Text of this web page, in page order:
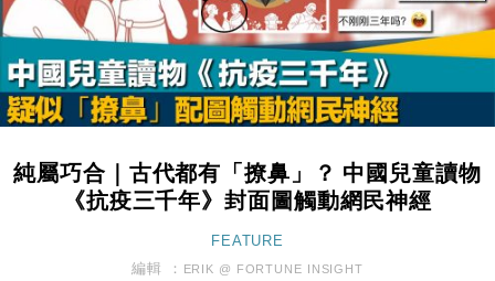
15:11
財經｜韓股反覆波動收跌 連挫7周創逾3年最長跌勢
13:44
財經｜內地7月美元計價出口增近24%勝預期 貿易順
差達1125億美元
12:44
財經｜日本春季三度入市撐日圓 4月單日斥6.28萬億
11:12
國際｜特朗普料美伊戰事快結束 承認部分彈藥庫存緊
張
財經｜SA售股自救後再出手 斥4億美元押注未上市公
純屬巧合｜古代都有「撩鼻」？ 中國兒童讀物
《抗疫三千年》封面圖觸動網民神經
FEATURE
編輯 ：
ERIK @ FORTUNE INSIGHT